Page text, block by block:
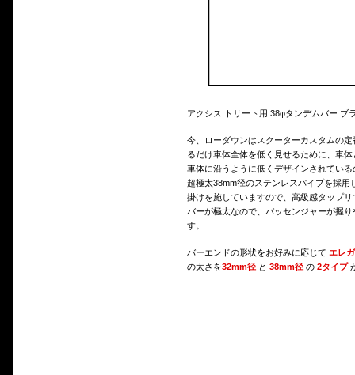
アクシス トリート用 38φタンデムバー ブ
今、ローダウンはスクーターカスタムの
るだけ車体全体を低く見せるために、車
車体に沿うように低くデザインされてい
超極太38mm径のステンレスパイプを採
掛けを施していますので、高級感タップ
バーが極太なので、パッセンジャーが握
す。
バーエンドの形状をお好みに応じて エレ
の太さを32mm径 と 38mm径 の 2タイプ